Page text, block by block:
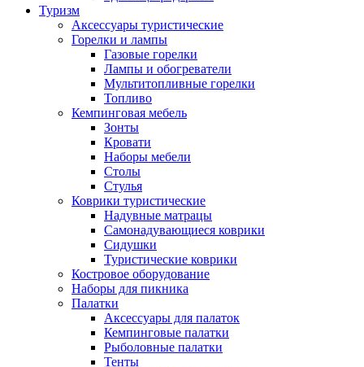
Туризм
Аксессуары туристические
Горелки и лампы
Газовые горелки
Лампы и обогреватели
Мультитопливные горелки
Топливо
Кемпинговая мебель
Зонты
Кровати
Наборы мебели
Столы
Стулья
Коврики туристические
Надувные матрацы
Самонадувающиеся коврики
Сидушки
Туристические коврики
Костровое оборудование
Наборы для пикника
Палатки
Аксессуары для палаток
Кемпинговые палатки
Рыболовные палатки
Тенты